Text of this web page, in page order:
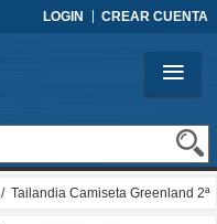
LOGIN CREAR CUENTA
/ Tailandia Camiseta Greenland 2ª